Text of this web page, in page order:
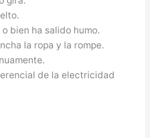
bien ha salido humo.
la ropa y la rompe.
de la electricidad